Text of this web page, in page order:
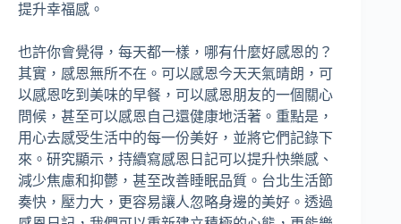
提升幸福感。
也許你會覺得，每天都一樣，哪有什麼好感恩的？
其實，感恩無所不在。可以感恩今天天氣晴朗，可
以感恩吃到美味的早餐，可以感恩朋友的一個關心
問候，甚至可以感恩自己還健康地活著。重點是，
用心去感受生活中的每一份美好，並將它們記錄下
來。研究顯示，持續寫感恩日記可以提升快樂感、
減少焦慮和抑鬱，甚至改善睡眠品質。台北生活節
奏快，壓力大，更容易讓人忽略身邊的美好。透過